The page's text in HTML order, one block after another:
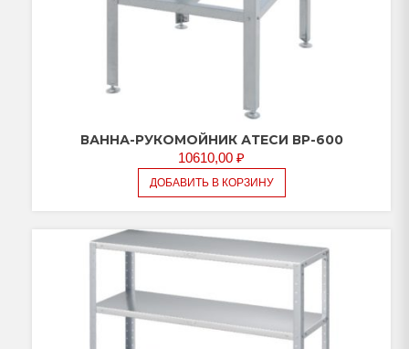
ВАННА-РУКОМОЙНИК АТЕСИ ВР-600
10610,00 ₽
ДОБАВИТЬ В КОРЗИНУ